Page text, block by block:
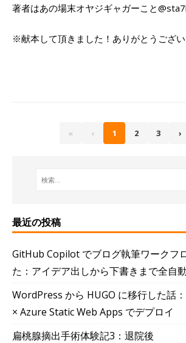
著者はあの場末オヤジギャガーこと
※献本して頂きました！ありがとうござい
« ‹ 1 2 3 ›
最近の投稿
GitHub Copilot でブログ執筆ワークフ
た：アイデア出しから下書きまで全自
WordPress から HUGO に移行した話
× Azure Static Web Apps でデプロイ
扁桃腺摘出手術体験記3：退院後